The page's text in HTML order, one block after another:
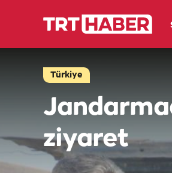
Türkiye
ziyaret